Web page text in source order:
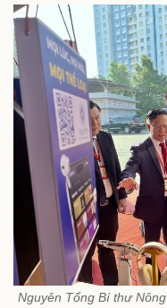
Nguyên Tổng Bí thư